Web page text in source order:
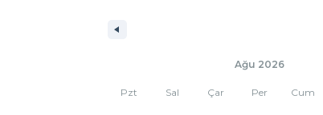
Ağu 2026
Pzt Sal Çar Per Cum